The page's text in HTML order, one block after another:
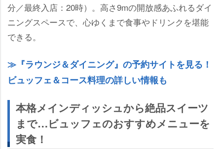
分／最終入店：20時）。高さ9mの開放感あふれるダイ
ニングスペースで、心ゆくまで食事やドリンクを堪能
できる。
『ラウンジ＆ダイニング』の予約サイトを見る！
ビュッフェ＆コース料理の詳しい情報も
本格メインディッシュから絶品スイーツ
まで…ビュッフェのおすすめメニューを
実食！